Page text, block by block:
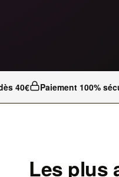
40€ Paiement 100%
Les plus